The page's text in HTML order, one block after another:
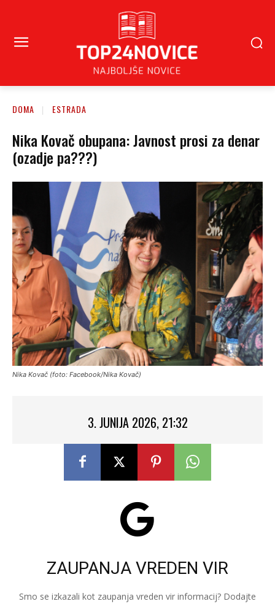
DOMA ESTRADA
Nika Kovač obupana: Javnost prosi za denar
(ozadje pa???)
Nika Kovač (foto: Facebook/Nika Kovač)
3. JUNIJA 2026, 21:32
ZAUPANJA VREDEN VIR
Smo se izkazali kot zaupanja vreden vir informacij? Dodajte